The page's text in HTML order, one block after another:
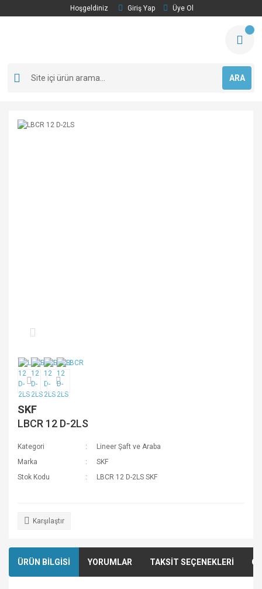
Hoşgeldiniz Giriş Yap Üye Ol
ARA
SKF
LBCR 12 D-2LS
Kategori
Lineer Şaft ve Araba
Marka
SKF
Stok Kodu
LBCR 12 D-2LS SKF
Karşılaştır
ÜRÜN BİLGİSİ YORUMLAR TAKSİT SEÇENEKLERİ